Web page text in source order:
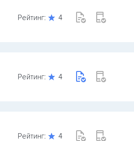
Рейтинг: 4
Рейтинг: 4
Рейтинг: 4